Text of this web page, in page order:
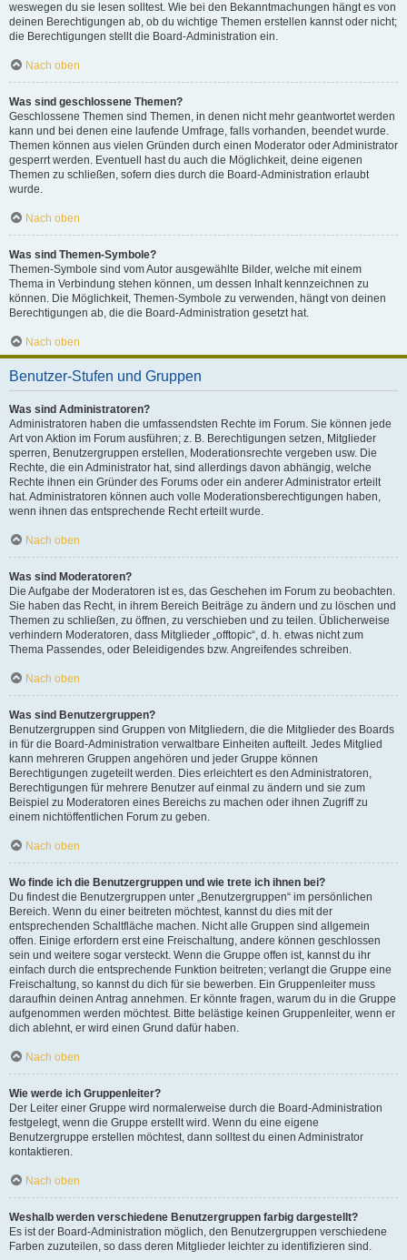
weswegen du sie lesen solltest. Wie bei den Bekanntmachungen hängt es von
deinen Berechtigungen ab, ob du wichtige Themen erstellen kannst oder nicht;
die Berechtigungen stellt die Board-Administration ein.
Nach oben
Was sind geschlossene Themen?
Geschlossene Themen sind Themen, in denen nicht mehr geantwortet werden
kann und bei denen eine laufende Umfrage, falls vorhanden, beendet wurde.
Themen können aus vielen Gründen durch einen Moderator oder Administrator
gesperrt werden. Eventuell hast du auch die Möglichkeit, deine eigenen
Themen zu schließen, sofern dies durch die Board-Administration erlaubt
wurde.
Nach oben
Was sind Themen-Symbole?
Themen-Symbole sind vom Autor ausgewählte Bilder, welche mit einem
Thema in Verbindung stehen können, um dessen Inhalt kennzeichnen zu
können. Die Möglichkeit, Themen-Symbole zu verwenden, hängt von deinen
Berechtigungen ab, die die Board-Administration gesetzt hat.
Nach oben
Benutzer-Stufen und Gruppen
Was sind Administratoren?
Administratoren haben die umfassendsten Rechte im Forum. Sie können jede
Art von Aktion im Forum ausführen; z. B. Berechtigungen setzen, Mitglieder
sperren, Benutzergruppen erstellen, Moderationsrechte vergeben usw. Die
Rechte, die ein Administrator hat, sind allerdings davon abhängig, welche
Rechte ihnen ein Gründer des Forums oder ein anderer Administrator erteilt
hat. Administratoren können auch volle Moderationsberechtigungen haben,
wenn ihnen das entsprechende Recht erteilt wurde.
Nach oben
Was sind Moderatoren?
Die Aufgabe der Moderatoren ist es, das Geschehen im Forum zu beobachten.
Sie haben das Recht, in ihrem Bereich Beiträge zu ändern und zu löschen und
Themen zu schließen, zu öffnen, zu verschieben und zu teilen. Üblicherweise
verhindern Moderatoren, dass Mitglieder „offtopic“, d. h. etwas nicht zum
Thema Passendes, oder Beleidigendes bzw. Angreifendes schreiben.
Nach oben
Was sind Benutzergruppen?
Benutzergruppen sind Gruppen von Mitgliedern, die die Mitglieder des Boards
in für die Board-Administration verwaltbare Einheiten aufteilt. Jedes Mitglied
kann mehreren Gruppen angehören und jeder Gruppe können
Berechtigungen zugeteilt werden. Dies erleichtert es den Administratoren,
Berechtigungen für mehrere Benutzer auf einmal zu ändern und sie zum
Beispiel zu Moderatoren eines Bereichs zu machen oder ihnen Zugriff zu
einem nichtöffentlichen Forum zu geben.
Nach oben
Wo finde ich die Benutzergruppen und wie trete ich ihnen bei?
Du findest die Benutzergruppen unter „Benutzergruppen“ im persönlichen
Bereich. Wenn du einer beitreten möchtest, kannst du dies mit der
entsprechenden Schaltfläche machen. Nicht alle Gruppen sind allgemein
offen. Einige erfordern erst eine Freischaltung, andere können geschlossen
sein und weitere sogar versteckt. Wenn die Gruppe offen ist, kannst du ihr
einfach durch die entsprechende Funktion beitreten; verlangt die Gruppe eine
Freischaltung, so kannst du dich für sie bewerben. Ein Gruppenleiter muss
daraufhin deinen Antrag annehmen. Er könnte fragen, warum du in die Gruppe
aufgenommen werden möchtest. Bitte belästige keinen Gruppenleiter, wenn er
dich ablehnt, er wird einen Grund dafür haben.
Nach oben
Wie werde ich Gruppenleiter?
Der Leiter einer Gruppe wird normalerweise durch die Board-Administration
festgelegt, wenn die Gruppe erstellt wird. Wenn du eine eigene
Benutzergruppe erstellen möchtest, dann solltest du einen Administrator
kontaktieren.
Nach oben
Weshalb werden verschiedene Benutzergruppen farbig dargestellt?
Es ist der Board-Administration möglich, den Benutzergruppen verschiedene
Farben zuzuteilen, so dass deren Mitglieder leichter zu identifizieren sind.